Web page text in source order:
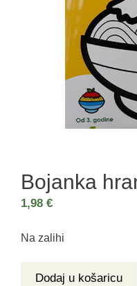
Bojanka
1,98 €
Na zalihi
Dodaj u košaricu